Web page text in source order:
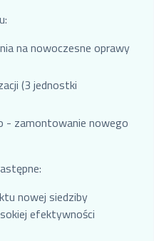
na nowoczesne oprawy
(3 jednostki
- zamontowanie nowego
nowej siedziby
efektywności